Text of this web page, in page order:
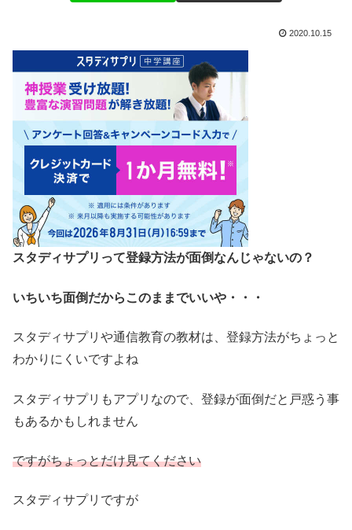
2020.10.15
スタディサプリって登録方法が面倒なんじゃないの？
いちいち面倒だからこのままでいいや・・・
スタディサプリや通信教育の教材は、登録方法がちょっと
わかりにくいですよね
スタディサプリもアプリなので、登録が面倒だと戸惑う事
もあるかもしれません
ですがちょっとだけ見てください
スタディサプリですが